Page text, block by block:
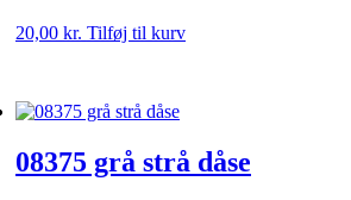
20,00 kr. Tilføj til kurv
08375 grå strå dåse